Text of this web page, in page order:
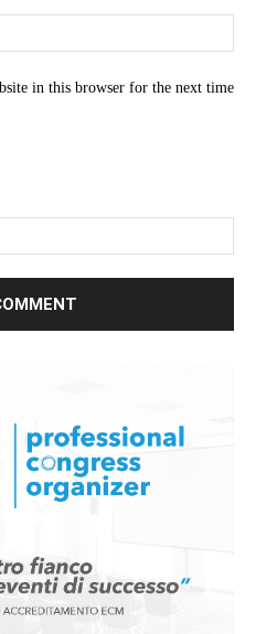
in this browser for the next time